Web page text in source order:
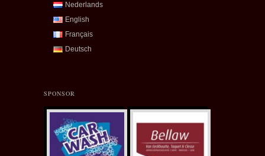
Nederlands
English
Français
Deutsch
SPONSOR